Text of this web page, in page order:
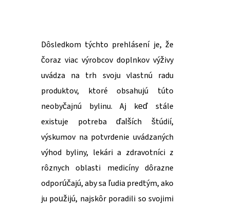
Dôsledkom týchto prehlásení je, že
čoraz viac výrobcov doplnkov výživy
uvádza na trh svoju vlastnú radu
produktov, ktoré obsahujú túto
neobyčajnú bylinu. Aj keď stále
existuje potreba ďalších štúdií,
výskumov na potvrdenie uvádzaných
výhod byliny, lekári a zdravotníci z
rôznych oblasti medicíny dôrazne
odporúčajú, aby sa ľudia predtým, ako
ju použijú, najskôr poradili so svojimi